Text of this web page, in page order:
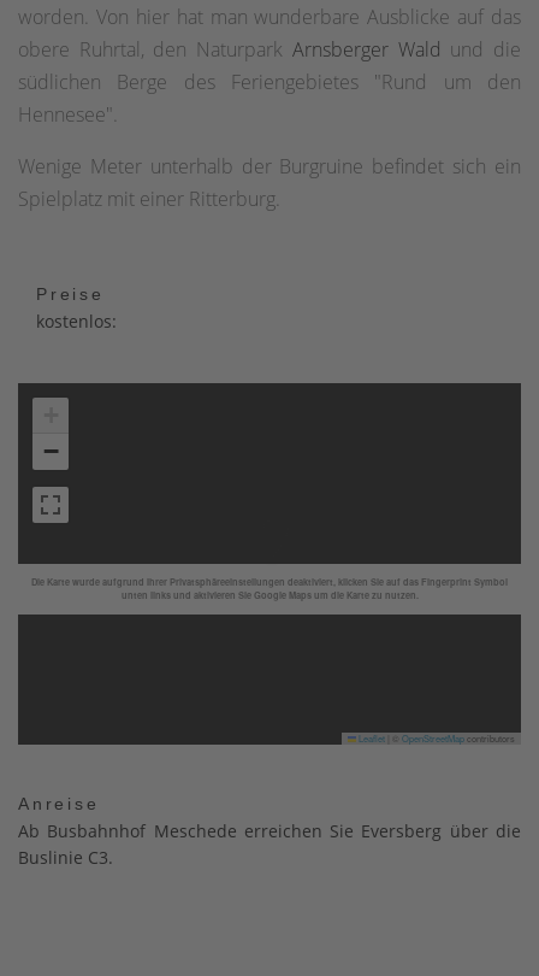
worden. Von hier hat man wunderbare Ausblicke auf das
obere Ruhrtal, den Naturpark Arnsberger Wald und die
südlichen Berge des Feriengebietes "Rund um den
Hennesee".
Wenige Meter unterhalb der Burgruine befindet sich ein
Spielplatz mit einer Ritterburg.
Preise
kostenlos:
Die Karte wurde aufgrund Ihrer Privatsphäreeinstellungen deaktiviert, klicken Sie auf das Fingerprint Symbol
unten links und aktivieren Sie Google Maps um die Karte zu nutzen.
−
Leaflet OpenStreetMapcontributors
Anreise
Ab Busbahnhof Meschede erreichen Sie Eversberg über die
Buslinie C3.